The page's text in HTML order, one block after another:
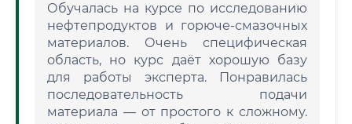
Обучалась на курсе по исследованию
нефтепродуктов и горюче-смазочных
материалов. Очень специфическая
область, но курс даёт хорошую базу
для работы эксперта. Понравилась
последовательность подачи
материала — от простого к сложному.